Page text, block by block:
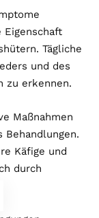
Eigenschaft
Tägliche
und des
zu erkennen.
Maßnahmen
Käfige und
durch